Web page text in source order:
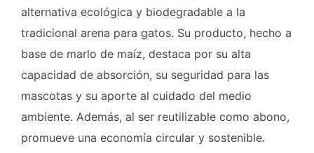
alternativa ecológica y biodegradable a la
tradicional arena para gatos. Su producto, hecho a
base de marlo de maíz, destaca por su alta
capacidad de absorción, su seguridad para las
mascotas y su aporte al cuidado del medio
ambiente. Además, al ser reutilizable como abono,
promueve una economía circular y sostenible.